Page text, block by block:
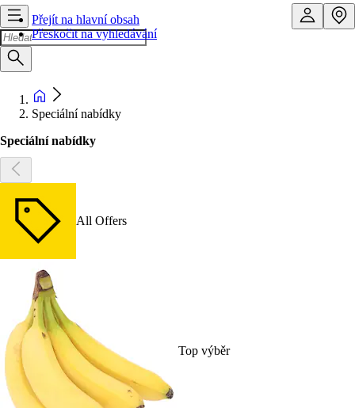
Přejít na hlavní obsah
Přeskočit na vyhledávání
Speciální nabídky
Speciální nabídky
All Offers
Top výběr